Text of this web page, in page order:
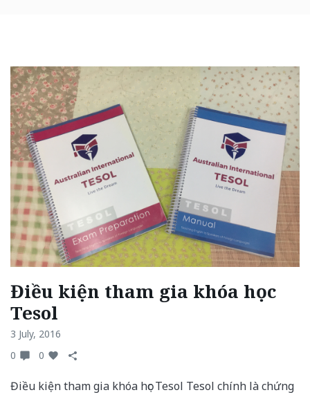
Điều kiện tham gia khóa học
Tesol
3 July, 2016
0
0
Điều kiện tham gia khóa học Tesol Tesol chính là chứng